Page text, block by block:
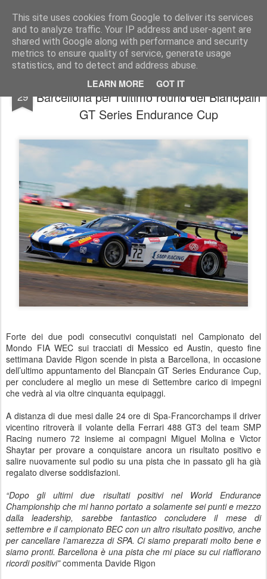
This site uses cookies from Google to deliver its services
and to analyze traffic. Your IP address and user-agent are
shared with Google along with performance and security
metrics to ensure quality of service, generate usage
statistics, and to detect and address abuse.
LEARN MORE GOT IT
AutoMotoCorse. Motorsport Random News 280912
29
Davide Rigon su Ferrari 488 GT3 a
Barcellona per l’ultimo round del Blancpain
GT Series Endurance Cup
Forte dei due podi consecutivi conquistati nel Campionato del
Mondo FIA WEC sui tracciati di Messico ed Austin, questo fine
settimana Davide Rigon scende in pista a Barcellona, in occasione
dell’ultimo appuntamento del Blancpain GT Series Endurance Cup,
per concludere al meglio un mese di Settembre carico di impegni
che vedrà al via oltre cinquanta equipaggi.
A distanza di due mesi dalle 24 ore di Spa-Francorchamps il driver
vicentino ritroverà il volante della Ferrari 488 GT3 del team SMP
Racing numero 72 insieme ai compagni Miguel Molina e Victor
Shaytar per provare a conquistare ancora un risultato positivo e
salire nuovamente sul podio su una pista che in passato gli ha già
regalato diverse soddisfazioni.
“Dopo gli ultimi due risultati positivi nel World Endurance
Championship che mi hanno portato a solamente sei punti e mezzo
dalla leadership, sarebbe fantastico concludere il mese di
settembre e il campionato BEC con un altro risultato positivo, anche
per cancellare l’amarezza di SPA. Ci siamo preparati molto bene e
siamo pronti. Barcellona è una pista che mi piace su cui riaffiorano
ricordi positivi”commenta Davide Rigon